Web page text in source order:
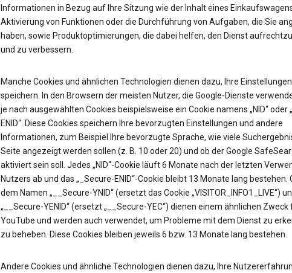
Informationen in Bezug auf Ihre Sitzung wie der Inhalt eines
Aktivierung von Funktionen oder die Durchführung von Aufgaben, die Sie
haben, sowie Produktoptimierungen, die dabei helfen, den Dienst
und zu verbessern.
Manche Cookies und ähnlichen Technologien dienen dazu, Ihre
speichern. In den Browsern der meisten Nutzer, die Google-Dienste
je nach ausgewählten Cookies beispielsweise ein Cookie namens „NID“ oder
ENID“. Diese Cookies speichern Ihre bevorzugten Einstellungen und andere
Informationen, zum Beispiel Ihre bevorzugte Sprache, wie viele
Seite angezeigt werden sollen (z. B. 10 oder 20) und ob der Google
aktiviert sein soll. Jedes „NID“-Cookie läuft 6 Monate nach der letzten
Nutzers ab und das „_Secure-ENID“-Cookie bleibt 13 Monate lang bestehen.
dem Namen „__Secure-YNID“ (ersetzt das Cookie „VISITOR_INFO1_LIVE“)
„__Secure-YENID“ (ersetzt „__Secure-YEC“) dienen einem ähnlichen Zweck
YouTube und werden auch verwendet, um Probleme mit dem Dienst zu
zu beheben. Diese Cookies bleiben jeweils 6 bzw. 13 Monate lang bestehen.
Andere Cookies und ähnliche Technologien dienen dazu, Ihre